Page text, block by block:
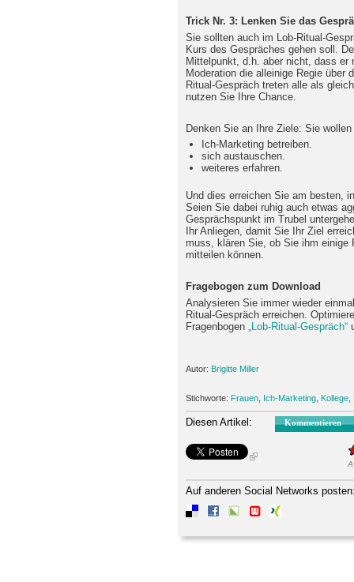
Trick Nr. 3: Lenken Sie das
Sie sollten auch im Lob-Ritual-
Kurs des Gespräches gehen soll.
Mittelpunkt, d.h. aber nicht, dass er
Moderation die alleinige Regie über
Ritual-Gespräch treten alle als
nutzen Sie Ihre Chance.
Denken Sie an Ihre Ziele: Sie wollen
Ich-Marketing betreiben.
sich austauschen.
weiteres erfahren.
Und dies erreichen Sie am besten,
Seien Sie dabei ruhig auch etwas
Gesprächspunkt im Trubel
Ihr Anliegen, damit Sie Ihr Ziel
muss, klären Sie, ob Sie ihm einige
mitteilen können.
Fragebogen zum Download
Analysieren Sie immer wieder
Ritual-Gespräch erreichen.
Fragenbogen „Lob-Ritual-Gespräch“
Autor: Brigitte Miller
Stichworte: Frauen Ich-Marketing Kollege
Diesen Artikel: Kommentieren
Auf anderen Social Networks